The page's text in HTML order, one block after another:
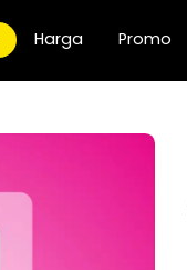
Harga Promo